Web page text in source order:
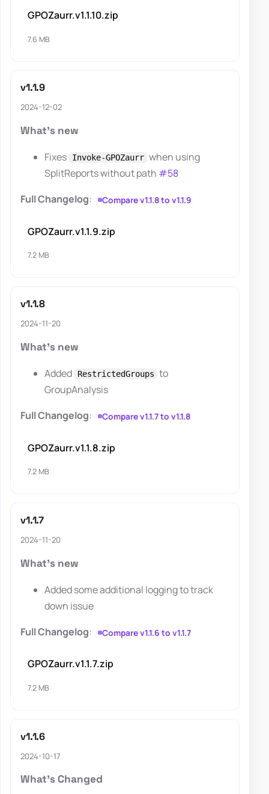
GPOZaurr.v1.1.10.zip
7.6 MB
v1.1.9
2024-12-02
What's new
Fixes
Invoke-GPOZaurr when using
SplitReports without path #58
Full Changelog: Compare v1.1.8 to v1.1.9
GPOZaurr.v1.1.9.zip
7.2 MB
v1.1.8
2024-11-20
What's new
Added
RestrictedGroups to
GroupAnalysis
Full Changelog: Compare v1.1.7 to v1.1.8
GPOZaurr.v1.1.8.zip
7.2 MB
v1.1.7
2024-11-20
What's new
Added some additional logging to track
down issue
Full Changelog: Compare v1.1.6 to v1.1.7
GPOZaurr.v1.1.7.zip
7.2 MB
v1.1.6
2024-10-17
What's Changed